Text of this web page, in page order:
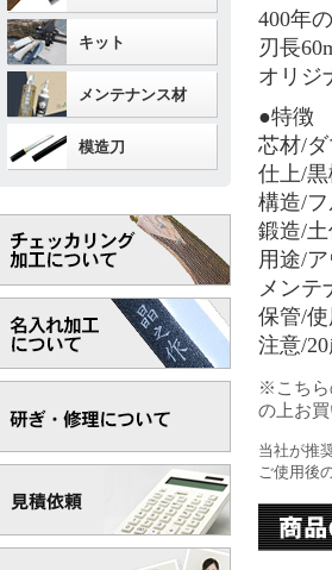
400年
刃長
オリジ
●特徴
芯材/
仕上/
構造/
鍛造/
用途/
メンテ
保管/
注意/
※こちら
の上お買
当社が推
ご使用後
キット
メンテナンス材
模造刀